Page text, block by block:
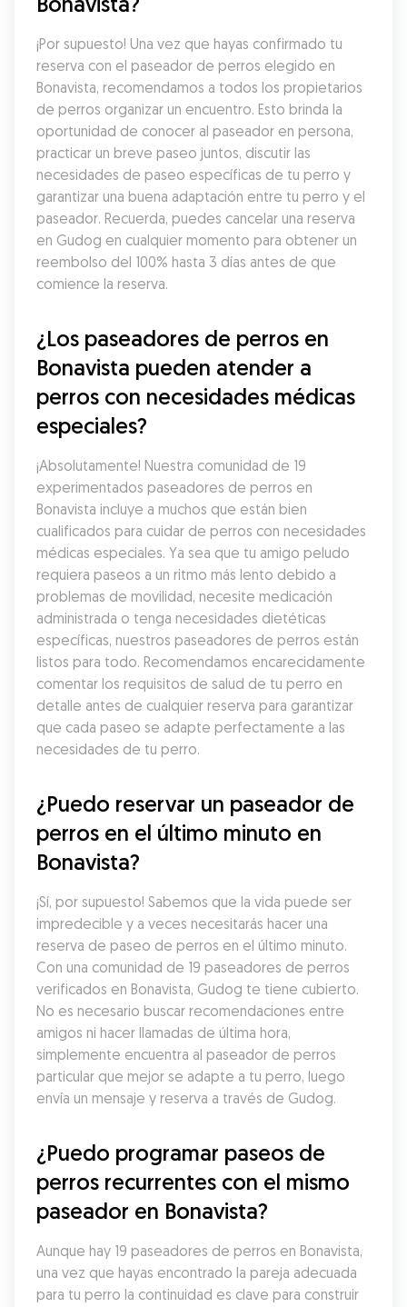
¡Por supuesto! Una vez que hayas confirmado tu
reserva con el paseador de perros elegido en
Bonavista, recomendamos a todos los propietarios
de perros organizar un encuentro. Esto brinda la
oportunidad de conocer al paseador en persona,
practicar un breve paseo juntos, discutir las
necesidades de paseo específicas de tu perro y
garantizar una buena adaptación entre tu perro y el
paseador. Recuerda, puedes cancelar una reserva
en Gudog en cualquier momento para obtener un
reembolso del 100% hasta 3 días antes de que
comience la reserva.
¿Los paseadores de perros en
Bonavista pueden atender a
perros con necesidades médicas
especiales?
¡Absolutamente! Nuestra comunidad de 19
experimentados paseadores de perros en
Bonavista incluye a muchos que están bien
cualificados para cuidar de perros con necesidades
médicas especiales. Ya sea que tu amigo peludo
requiera paseos a un ritmo más lento debido a
problemas de movilidad, necesite medicación
administrada o tenga necesidades dietéticas
específicas, nuestros paseadores de perros están
listos para todo. Recomendamos encarecidamente
comentar los requisitos de salud de tu perro en
detalle antes de cualquier reserva para garantizar
que cada paseo se adapte perfectamente a las
necesidades de tu perro.
¿Puedo reservar un paseador de
perros en el último minuto en
Bonavista?
¡Sí, por supuesto! Sabemos que la vida puede ser
impredecible y a veces necesitarás hacer una
reserva de paseo de perros en el último minuto.
Con una comunidad de 19 paseadores de perros
verificados en Bonavista, Gudog te tiene cubierto.
No es necesario buscar recomendaciones entre
amigos ni hacer llamadas de última hora,
simplemente encuentra al paseador de perros
particular que mejor se adapte a tu perro, luego
envía un mensaje y reserva a través de Gudog.
¿Puedo programar paseos de
perros recurrentes con el mismo
paseador en Bonavista?
Aunque hay 19 paseadores de perros en Bonavista,
una vez que hayas encontrado la pareja adecuada
para tu perro la continuidad es clave para construir